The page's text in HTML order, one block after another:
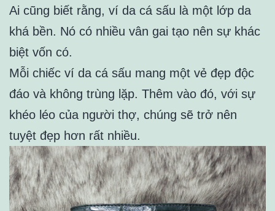
Ai cũng biết rằng, ví da cá sấu là một lớp da
khá bền. Nó có nhiều vân gai tạo nên sự khác
biệt vốn có.
Mỗi chiếc ví da cá sấu mang một vẻ đẹp độc
đáo và không trùng lặp. Thêm vào đó, với sự
khéo léo của người thợ, chúng sẽ trở nên
tuyệt đẹp hơn rất nhiều.